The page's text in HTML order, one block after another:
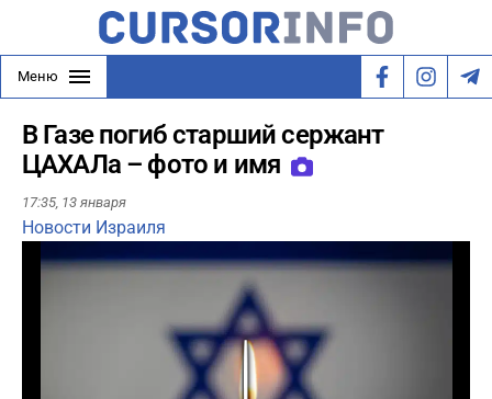
Меню
В Газе погиб старший сержант
ЦАХАЛа – фото и имя
17:35, 13 января
Новости Израиля
Play